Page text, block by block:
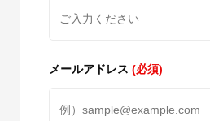
メールアドレス (必須)